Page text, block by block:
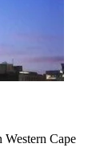
Cape